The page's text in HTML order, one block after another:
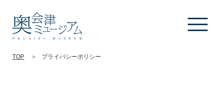
TOP プライバシーポリシー